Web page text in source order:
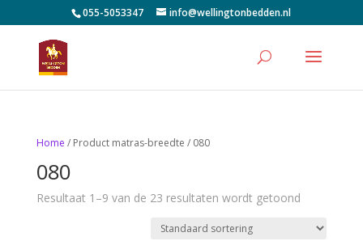
055-5053347 info@wellingtonbedden.nl
Home / Product matras-breedte / 080
080
Resultaat 1–9 van de 23 resultaten wordt getoond